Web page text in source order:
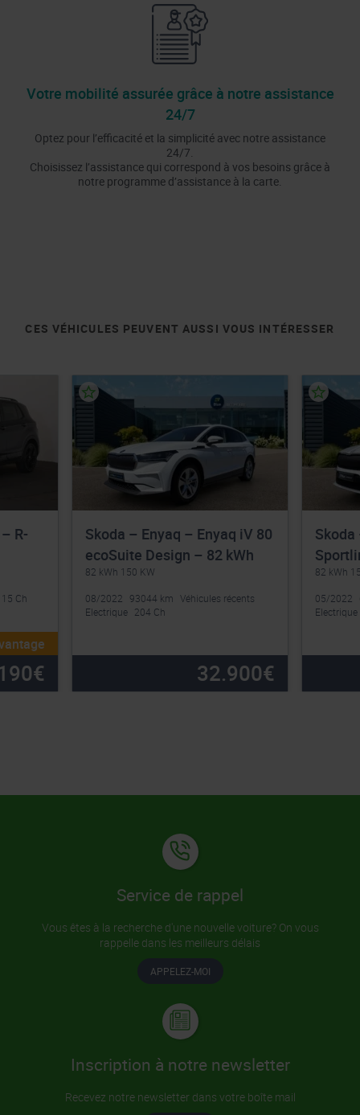
Votre mobilité assurée grâce à notre assistance
24/7
Optez pour l’efficacité et la simplicité avec notre assistance
24/7.
Choisissez l’assistance qui correspond à vos besoins grâce à
notre programme d’assistance à la carte.
CES VÉHICULES PEUVENT AUSSI VOUS INTÉRESSER
Skoda – Enyaq – Enyaq iV 80
ecoSuite Design – 82 kWh
82 kWh 150 KW
08/2022 93044 km Véhicules récents
Electrique 204 Ch
32.900€
Skoda
82 kWh
05/2022
Electrique
R-
Ch
€
Service de rappel
Vous êtes à la recherche d'une nouvelle voiture? On vous
rappelle dans les meilleurs délais
APPELEZ-MOI
Inscription à notre newsletter
Recevez notre newsletter dans votre boîte mail